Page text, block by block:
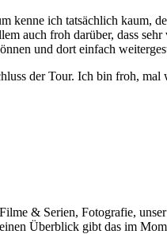
ich tatsächlich kaum,
auch froh darüber, dass
und dort einfach
der Tour. Ich bin froh,
& Serien, Fotografie,
Überblick gibt das im